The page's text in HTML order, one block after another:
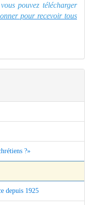
pouvez télécharger
pour recevoir tous
?»
depuis 1925